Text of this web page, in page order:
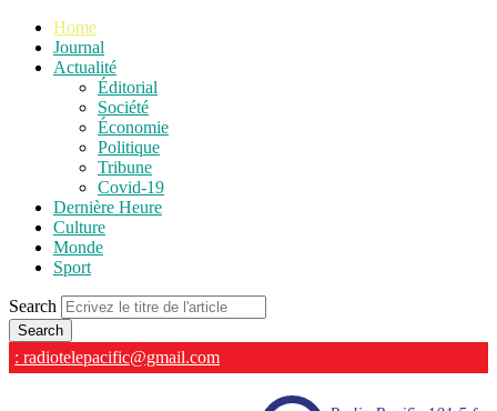
Home
Journal
Actualité
Éditorial
Société
Économie
Politique
Tribune
Covid-19
Dernière Heure
Culture
Monde
Sport
Search
: radiotelepacific@gmail.com